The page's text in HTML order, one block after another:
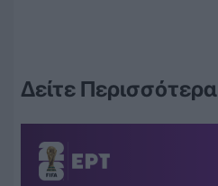
Δείτε Περισσότερα